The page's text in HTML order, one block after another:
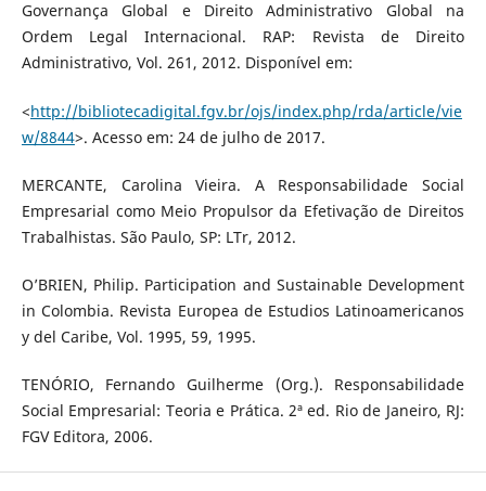
Governança Global e Direito Administrativo Global na
Ordem Legal Internacional. RAP: Revista de Direito
Administrativo, Vol. 261, 2012. Disponível em:
<http://bibliotecadigital.fgv.br/ojs/index.php/rda/article/vie
w/8844>. Acesso em: 24 de julho de 2017.
MERCANTE, Carolina Vieira. A Responsabilidade Social
Empresarial como Meio Propulsor da Efetivação de Direitos
Trabalhistas. São Paulo, SP: LTr, 2012.
O’BRIEN, Philip. Participation and Sustainable Development
in Colombia. Revista Europea de Estudios Latinoamericanos
y del Caribe, Vol. 1995, 59, 1995.
TENÓRIO, Fernando Guilherme (Org.). Responsabilidade
Social Empresarial: Teoria e Prática. 2ª ed. Rio de Janeiro, RJ:
FGV Editora, 2006.